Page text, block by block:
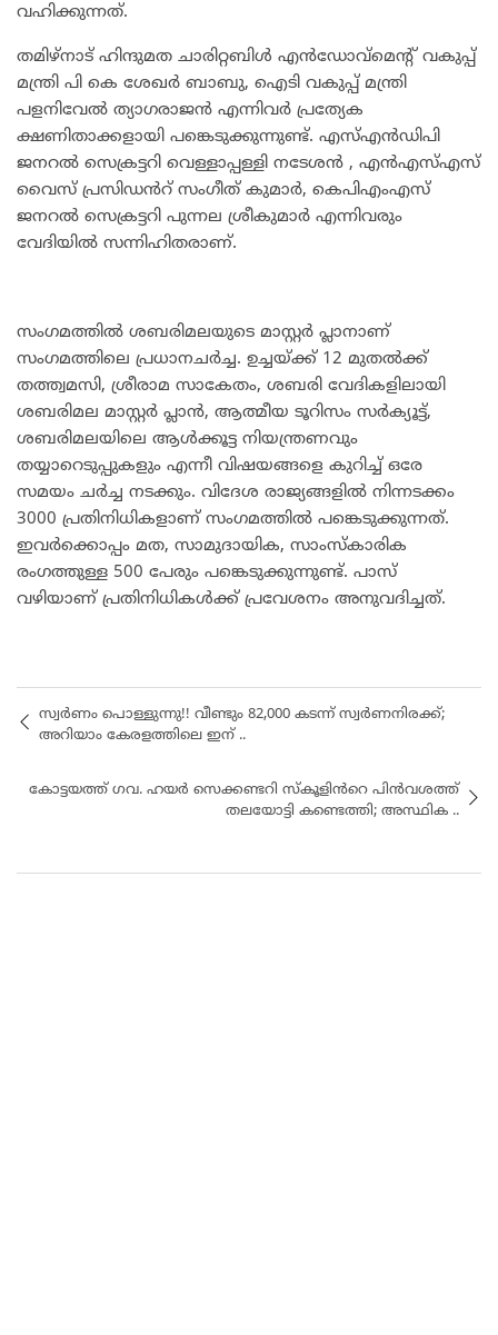
വഹിക്കുന്നത്.
തമിഴ്‌നാട് ഹിന്ദുമത ചാരിറ്റബിൾ എൻഡോവ്മെൻ്റ് വകുപ്പ്
മന്ത്രി പി കെ ശേഖർ ബാബു, ഐടി വകുപ്പ് മന്ത്രി
പളനിവേൽ ത്യാഗരാജൻ എന്നിവർ പ്രത്യേക
ക്ഷണിതാക്കളായി പങ്കെടുക്കുന്നുണ്ട്. എസ്എൻഡിപി
ജനറൽ സെക്രട്ടറി വെള്ളാപ്പള്ളി നടേശൻ , എൻഎസ്എസ്
വൈസ് പ്രസിഡൻറ് സംഗീത് കുമാർ, കെപിഎംഎസ്
ജനറൽ സെക്രട്ടറി പുന്നല ശ്രീകുമാർ എന്നിവരും
വേദിയിൽ സന്നിഹിതരാണ്.
സംഗമത്തിൽ ശബരിമലയുടെ മാസ്റ്റർ പ്ലാനാണ്
സംഗമത്തിലെ പ്രധാനചർച്ച. ഉച്ചയ്ക്ക് 12 മുതൽക്ക്
തത്ത്വമസി, ശ്രീരാമ സാകേതം, ശബരി വേദികളിലായി
ശബരിമല മാസ്റ്റർ പ്ലാൻ, ആത്മീയ ടൂറിസം സർക്യൂട്ട്,
ശബരിമലയിലെ ആൾക്കൂട്ട നിയന്ത്രണവും
തയ്യാറെടുപ്പുകളും എന്നീ വിഷയങ്ങളെ കുറിച്ച് ഒരേ
സമയം ചർച്ച നടക്കും. വിദേശ രാജ്യങ്ങളിൽ നിന്നടക്കം
3000 പ്രതിനിധികളാണ് സംഗമത്തിൽ പങ്കെടുക്കുന്നത്.
ഇവർക്കൊപ്പം മത, സാമുദായിക, സാംസ്‌കാരിക
രംഗത്തുള്ള 500 പേരും പങ്കെടുക്കുന്നുണ്ട്. പാസ്
വഴിയാണ് പ്രതിനിധികൾക്ക് പ്രവേശനം അനുവദിച്ചത്.
സ്വർണം പൊള്ളുന്നു!! വീണ്ടും 82,000 കടന്ന് സ്വർണനിരക്ക്;
അറിയാം കേരളത്തിലെ ഇന് ..
കോട്ടയത്ത്‌ ഗവ. ഹയർ സെക്കണ്ടറി സ്കൂളിൻറെ പിൻവശത്ത്
തലയോട്ടി കണ്ടെത്തി; അസ്ഥിക ..